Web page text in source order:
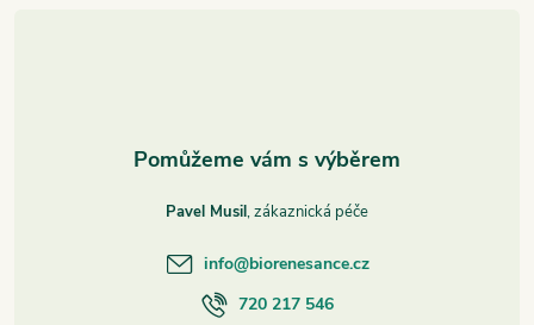
Pavel Musil
info@biorenesance.cz
720 217 546